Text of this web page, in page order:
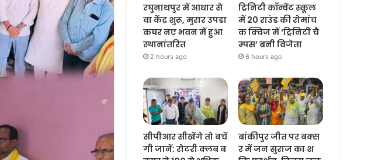
रघुनाथपुर में आधार से
वा केंद्र शुरू, मुरार उपडा
कघर नए भवन में हुआ
स्थानांतरित
2 hours ago
ट्रिनिटी कॉन्वेंट स्कूल
में 20 राउंड की रोमांच
क क्विज में ‘ट्रिनिटी चै
म्पस’ बनी विजेता
6 hours ago
सीपीआर सीखेंगे तो बचें
गी जानें: रोटरी क्लब ब
बांकीपुर जीत पर बक्स
र में जन सुराज का श